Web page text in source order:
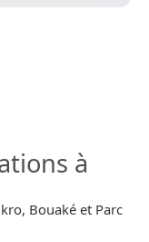
à
Bouaké et Parc